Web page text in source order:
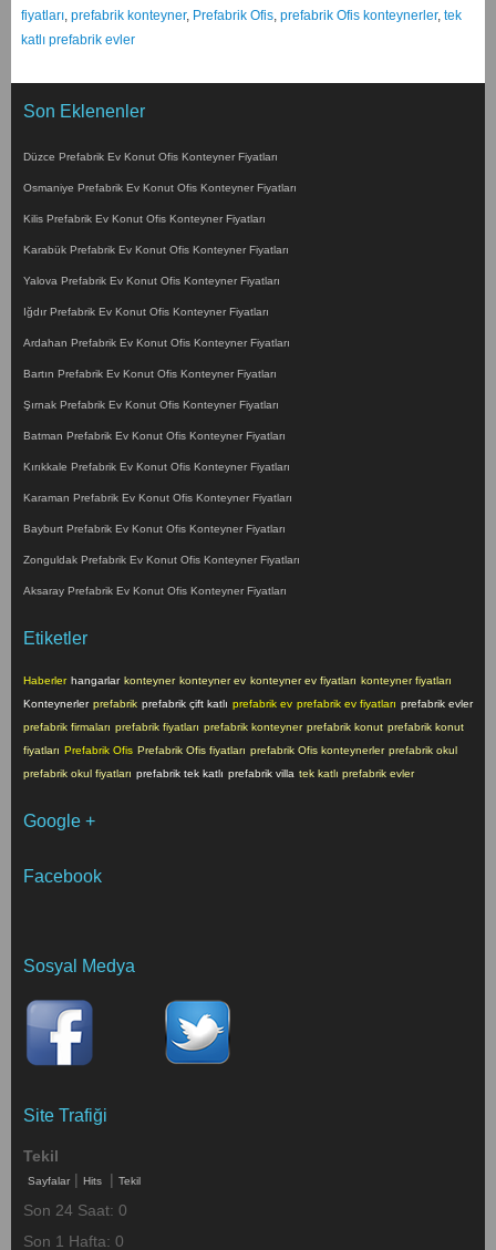
fiyatları, prefabrik konteyner, Prefabrik Ofis, prefabrik Ofis konteynerler, tek
katlı prefabrik evler
Son Eklenenler
Düzce Prefabrik Ev Konut Ofis Konteyner Fiyatları
Osmaniye Prefabrik Ev Konut Ofis Konteyner Fiyatları
Kilis Prefabrik Ev Konut Ofis Konteyner Fiyatları
Karabük Prefabrik Ev Konut Ofis Konteyner Fiyatları
Yalova Prefabrik Ev Konut Ofis Konteyner Fiyatları
Iğdır Prefabrik Ev Konut Ofis Konteyner Fiyatları
Ardahan Prefabrik Ev Konut Ofis Konteyner Fiyatları
Bartın Prefabrik Ev Konut Ofis Konteyner Fiyatları
Şırnak Prefabrik Ev Konut Ofis Konteyner Fiyatları
Batman Prefabrik Ev Konut Ofis Konteyner Fiyatları
Kırıkkale Prefabrik Ev Konut Ofis Konteyner Fiyatları
Karaman Prefabrik Ev Konut Ofis Konteyner Fiyatları
Bayburt Prefabrik Ev Konut Ofis Konteyner Fiyatları
Zonguldak Prefabrik Ev Konut Ofis Konteyner Fiyatları
Aksaray Prefabrik Ev Konut Ofis Konteyner Fiyatları
Etiketler
Haberler hangarlar konteyner konteyner ev konteyner ev fiyatları konteyner fiyatları
Konteynerler prefabrik prefabrik çift katlı prefabrik ev prefabrik ev fiyatları prefabrik evler
prefabrik firmaları prefabrik fiyatları prefabrik konteyner prefabrik konut prefabrik konut
fiyatları Prefabrik Ofis Prefabrik Ofis fiyatları prefabrik Ofis konteynerler prefabrik okul
prefabrik okul fiyatları prefabrik tek katlı prefabrik villa tek katlı prefabrik evler
Google +
Facebook
Sosyal Medya
Site Trafiği
Tekil
Sayfalar | Hits | Tekil
Son 24 Saat: 0
Son 1 Hafta: 0